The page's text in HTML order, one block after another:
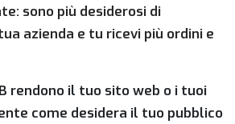
sono più desiderosi di
azienda e tu ricevi più ordini e
rendono il tuo sito web o i tuoi
come desidera il tuo pubblico